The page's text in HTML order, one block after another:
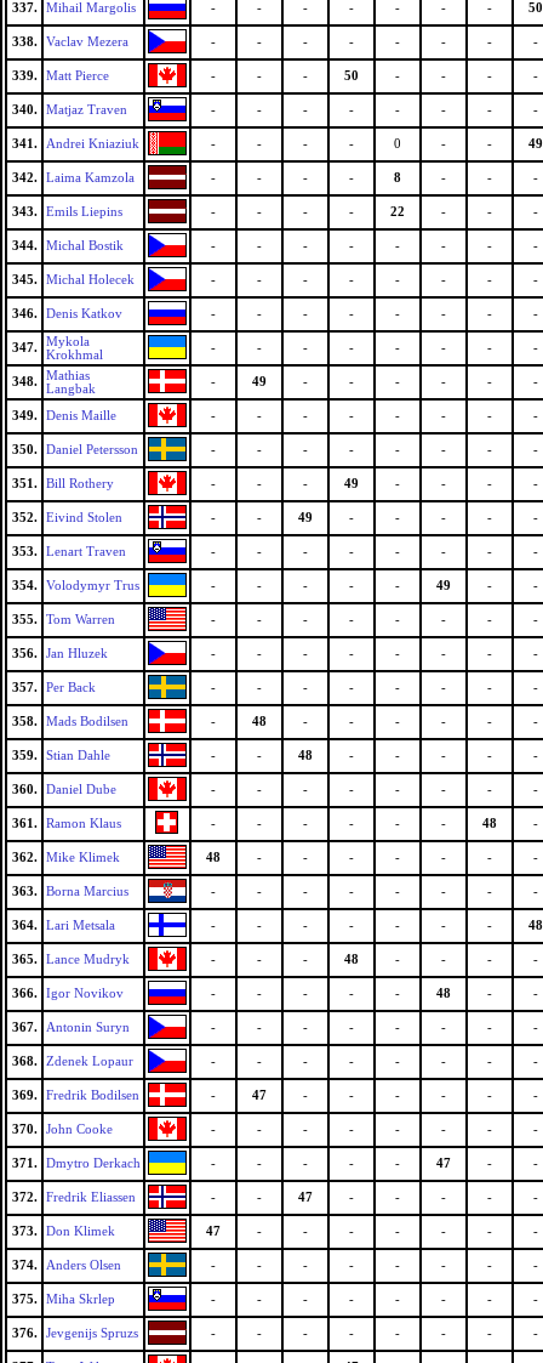
337. Mihail Margolis - - - - - - - 50
338. Vaclav Mezera - - - - - - - -
339. Matt Pierce - - - 50 - - - -
340. Matjaz Traven - - - - - - - -
341. Andrei Kniaziuk - - - - 0 - - 49
342. Laima Kamzola - - - - 8 - - -
343. Emils Liepins - - - - 22 - - -
344. Michal Bostik - - - - - - - -
345. Michal Holecek - - - - - - - -
346. Denis Katkov - - - - - - - -
347.
Mykola
Krokhmal
- - - - - - - -
348.
Mathias
Langbak
- 49 - - - - - -
349. Denis Maille - - - - - - - -
350. Daniel Petersson - - - - - - - -
351. Bill Rothery - - - 49 - - - -
352. Eivind Stolen - - 49 - - - - -
353. Lenart Traven - - - - - - - -
354. Volodymyr Trus - - - - - 49 - -
355. Tom Warren - - - - - - - -
356. Jan Hluzek - - - - - - - -
357. Per Back - - - - - - - -
358. Mads Bodilsen - 48 - - - - - -
359. Stian Dahle - - 48 - - - - -
360. Daniel Dube - - - - - - - -
361. Ramon Klaus - - - - - - 48 -
362. Mike Klimek 48 - - - - - - -
363. Borna Marcius - - - - - - - -
364. Lari Metsala - - - - - - - 48
365. Lance Mudryk - - - 48 - - - -
366. Igor Novikov - - - - - 48 - -
367. Antonin Suryn - - - - - - - -
368. Zdenek Lopaur - - - - - - - -
369. Fredrik Bodilsen - 47 - - - - - -
370. John Cooke - - - - - - - -
371. Dmytro Derkach - - - - - 47 - -
372. Fredrik Eliassen - - 47 - - - - -
373. Don Klimek 47 - - - - - - -
374. Anders Olsen - - - - - - - -
375. Miha Skrlep - - - - - - - -
376. Jevgenijs Spruzs - - - - - - - -